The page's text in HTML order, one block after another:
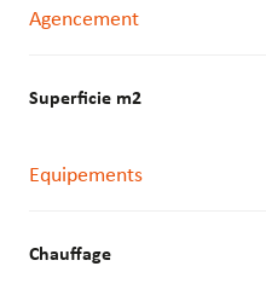
Agencement
Superficie m2
Equipements
Chauffage